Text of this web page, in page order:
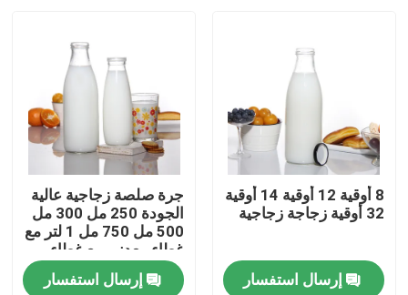
8 أوقية 12 أوقية 14 أوقية
32 أوقية زجاجة زجاجية
إرسال استفسار
جرة صلصة زجاجية عالية
الجودة 250 مل 300 مل
500 مل 750 مل 1 لتر مع
غطاء معدني مع غطاء
بلاستيكي
إرسال استفسار